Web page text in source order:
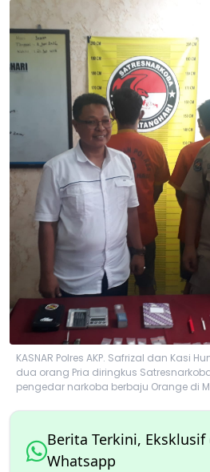
KASNAR Polres AKP. Safrizal dan Kasi
dua orang Pria diringkus
pengedar narkoba berbaju Orange di
Berita Terkini, Eksklusif
Whatsapp